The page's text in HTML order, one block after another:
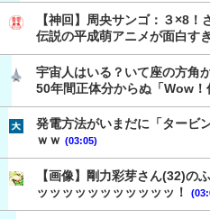
【神回】周央サンゴ：３×8
伝説の平成萌アニメが面白す
宇宙人はいる？いて座の方角
50年間正体分からぬ「Wow！
発電方法がいまだに「タービ
ｗｗ (03:05)
【画像】剛力彩芽さん(32)の
ッッッッッッッッッッッ！